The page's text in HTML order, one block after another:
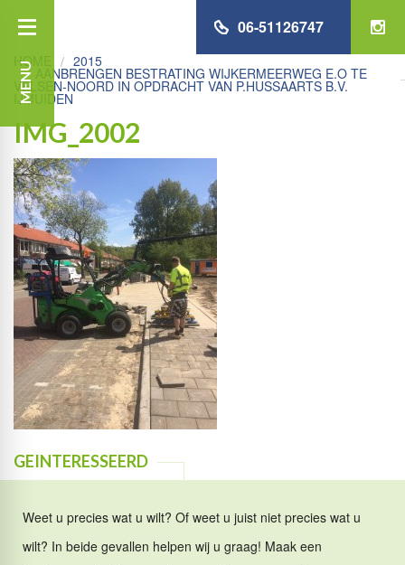
MENU
06-51126747
HOME 2015
AANBRENGEN BESTRATING WIJKERMEERWEG E.O TE
VELSEN-NOORD IN OPDRACHT VAN P.HUSSAARTS B.V.
IJMUIDEN
IMG_2002
GEINTERESSEERD
Weet u precies wat u wilt? Of weet u juist niet precies wat u
wilt? In beide gevallen helpen wij u graag! Maak een